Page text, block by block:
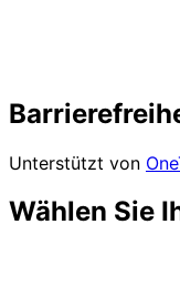
Unterstützt von
Wählen Sie